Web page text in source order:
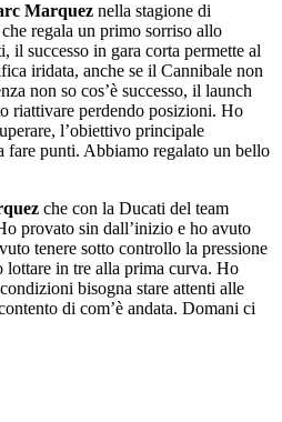
Marquez nella stagione di
regala un primo sorriso allo
il successo in gara corta permette al
iridata, anche se il Cannibale non
non so cos’è successo, il launch
riattivare perdendo posizioni. Ho
l’obiettivo principale
fare punti. Abbiamo regalato un bello
che con la Ducati del team
provato sin dall’inizio e ho avuto
tenere sotto controllo la pressione
lottare in tre alla prima curva. Ho
bisogna stare attenti alle
di com’è andata. Domani ci